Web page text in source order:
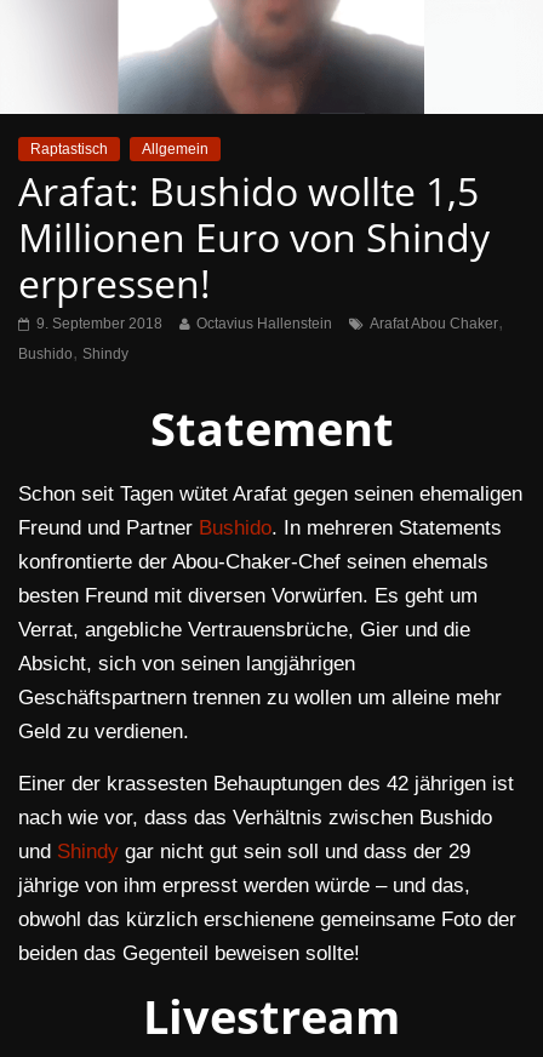
Raptastisch Allgemein
Arafat: Bushido wollte 1,5
Millionen Euro von Shindy
erpressen!
9. September 2018 Octavius Hallenstein Arafat Abou Chaker,
Bushido, Shindy
Statement
Schon seit Tagen wütet Arafat gegen seinen ehemaligen
Freund und Partner Bushido. In mehreren Statements
konfrontierte der Abou-Chaker-Chef seinen ehemals
besten Freund mit diversen Vorwürfen. Es geht um
Verrat, angebliche Vertrauensbrüche, Gier und die
Absicht, sich von seinen langjährigen
Geschäftspartnern trennen zu wollen um alleine mehr
Geld zu verdienen.
Einer der krassesten Behauptungen des 42 jährigen ist
nach wie vor, dass das Verhältnis zwischen Bushido
und Shindy gar nicht gut sein soll und dass der 29
jährige von ihm erpresst werden würde – und das,
obwohl das kürzlich erschienene gemeinsame Foto der
beiden das Gegenteil beweisen sollte!
Livestream